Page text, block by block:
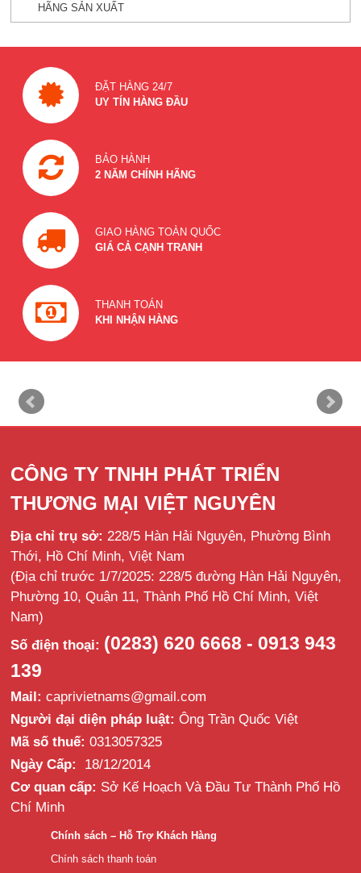
HÃNG SẢN XUẤT
ĐẶT HÀNG 24/7
UY TÍN HÀNG ĐẦU
BẢO HÀNH
2 NĂM CHÍNH HÃNG
GIAO HÀNG TOÀN QUỐC
GIÁ CẢ CẠNH TRANH
THANH TOÁN
KHI NHẬN HÀNG
CÔNG TY TNHH PHÁT TRIỂN
THƯƠNG MẠI VIỆT NGUYÊN
Địa chỉ trụ sở: 228/5 Hàn Hải Nguyên, Phường Bình
Thới, Hồ Chí Minh, Việt Nam
(Địa chỉ trước 1/7/2025: 228/5 đường Hàn Hải Nguyên,
Phường 10, Quận 11, Thành Phố Hồ Chí Minh, Việt
Nam)
Số điện thoại: (0283) 620 6668 - 0913 943
139
Mail: caprivietnams@gmail.com
Người đại diện pháp luật: Ông Trần Quốc Việt
Mã số thuế: 0313057325
Ngày Cấp:
18/12/2014
Cơ quan cấp: Sở Kế Hoạch Và Đầu Tư Thành Phố Hồ
Chí Minh
Chính sách – Hỗ Trợ Khách Hàng
Chính sách thanh toán